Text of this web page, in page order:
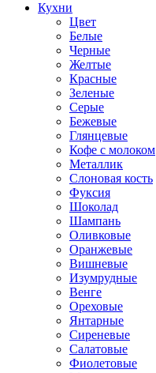
Кухни
Цвет
Белые
Черные
Желтые
Красные
Зеленые
Серые
Бежевые
Глянцевые
Кофе с молоком
Металлик
Слоновая кость
Фуксия
Шоколад
Шампань
Оливковые
Оранжевые
Вишневые
Изумрудные
Венге
Ореховые
Янтарные
Сиреневые
Салатовые
Фиолетовые